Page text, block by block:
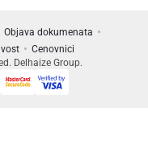
Objava dokumenata
Cenovnici
Delhaize Group.